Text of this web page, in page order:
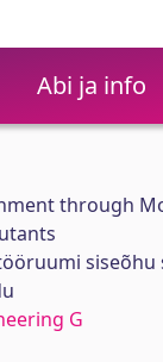
Abi ja info
through
G